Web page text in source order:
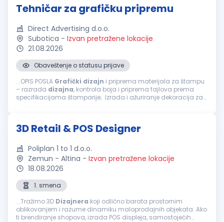
Tehničar za grafičku pripremu
Direct Advertising d.o.o.
Subotica - Izvan pretražene lokacije
21.08.2026
Obaveštenje o statusu prijave
...OPIS POSLA Grafički dizajn i priprema materijala za štampu
– razrada dizajna, kontrola boja i priprema fajlova prema
specifikacijama štamparije; Izrada i ažuriranje dekoracija za
3D Retail & POS Designer
Poliplan 1 to 1 d.o.o.
Zemun - Altina - Izvan pretražene lokacije
18.08.2026
1. smena
...Tražimo 3D Dizajnera koji odlično barata prostornim
oblikovanjem i razume dinamiku maloprodajnih objekata. Ako
ti brendiranje shopova, izrada POS displeja, samostojećih